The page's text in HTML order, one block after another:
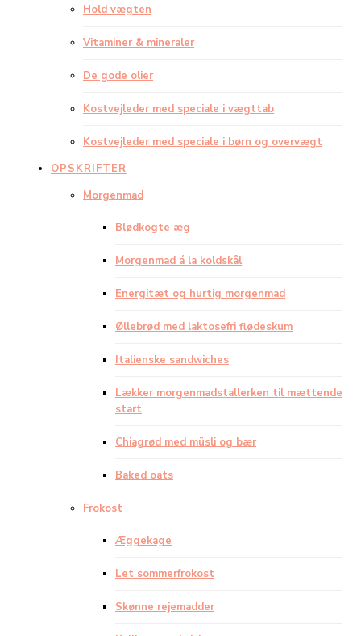
Hold vægten
Vitaminer & mineraler
De gode olier
Kostvejleder med speciale i vægttab
Kostvejleder med speciale i børn og overvægt
OPSKRIFTER
Morgenmad
Blødkogte æg
Morgenmad á la koldskål
Energitæt og hurtig morgenmad
Øllebrød med laktosefri flødeskum
Italienske sandwiches
Lækker morgenmadstallerken til mættende
start
Chiagrød med müsli og bær
Baked oats
Frokost
Æggekage
Let sommerfrokost
Skønne rejemadder